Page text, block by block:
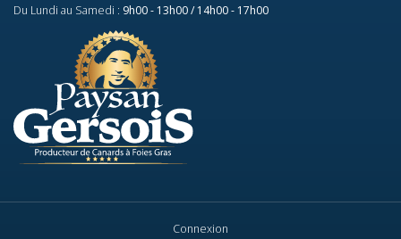
Du Lundi au Samedi : 9h00 - 13h00 / 14h00 - 17h00
Connexion